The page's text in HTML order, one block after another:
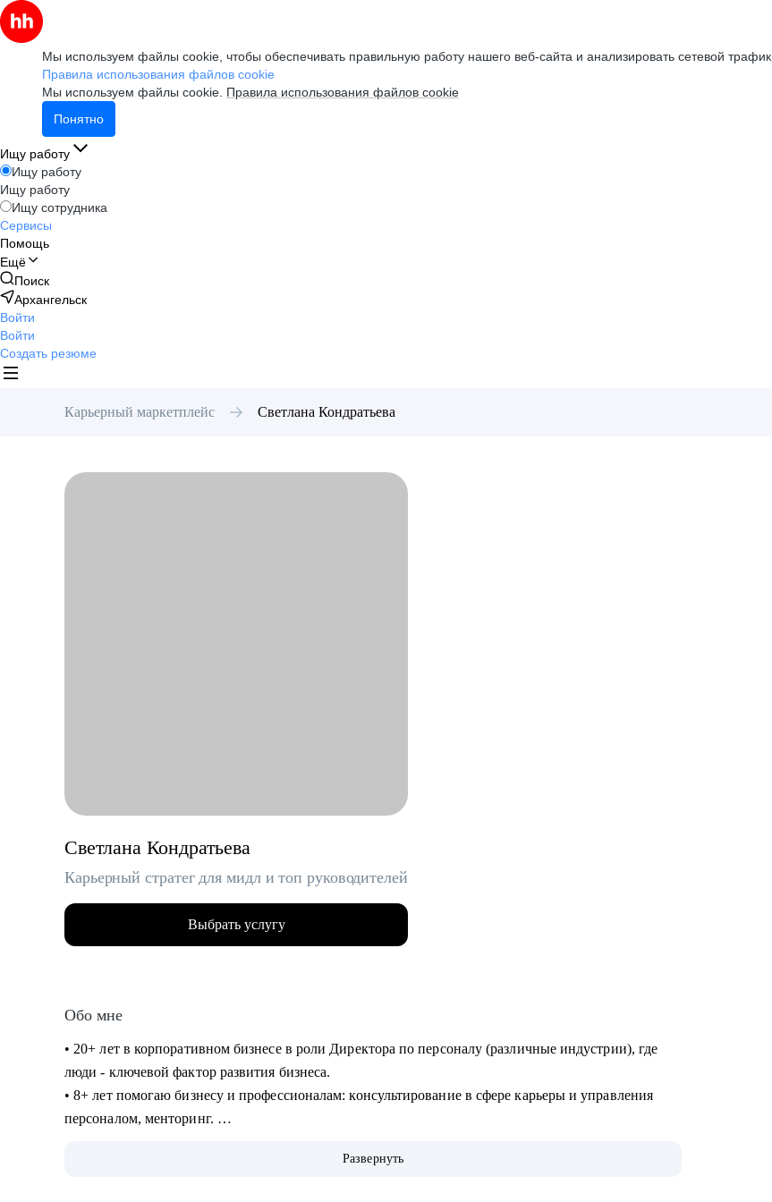
Мы используем файлы cookie, чтобы обеспечивать правильную работу нашего веб-сайта и анализировать сетевой трафик.
Правила использования файлов cookie
Мы используем файлы cookie. Правила использования файлов cookie
Понятно
Ищу работу
Ищу работу
Ищу работу
Ищу сотрудника
Сервисы
Помощь
Ещё
Поиск
Архангельск
Войти
Войти
Создать резюме
Карьерный маркетплейс Светлана Кондратьева
Светлана Кондратьева
Карьерный стратег для мидл и топ руководителей
Выбрать услугу
Обо мне
• 20+ лет в корпоративном бизнесе в роли Директора по персоналу (различные индустрии), где
люди - ключевой фактор развития бизнеса.
• 8+ лет помогаю бизнесу и профессионалам: консультирование в сфере карьеры и управления
персоналом, менторинг.
Развернуть